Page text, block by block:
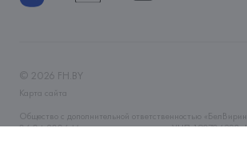
© 2026 FH.BY
Карта сайта
Общество с дополнительной ответственностью
06.04.2006 Минским горисполкомом. УНП 190706320.